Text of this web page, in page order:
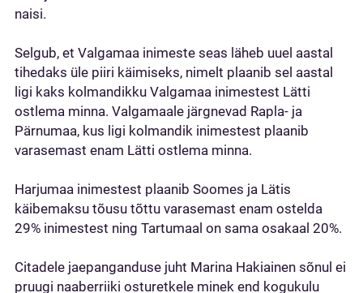
naisi.
Selgub, et Valgamaa inimeste seas läheb uuel aastal
tihedaks üle piiri käimiseks, nimelt plaanib sel aastal
ligi kaks kolmandikku Valgamaa inimestest Lätti
ostlema minna. Valgamaale järgnevad Rapla- ja
Pärnumaa, kus ligi kolmandik inimestest plaanib
varasemast enam Lätti ostlema minna.
Harjumaa inimestest plaanib Soomes ja Lätis
käibemaksu tõusu tõttu varasemast enam ostelda
29% inimestest ning Tartumaal on sama osakaal 20%.
Citadele jaepanganduse juht Marina Hakiainen sõnul ei
pruugi naaberriiki osturetkele minek end kogukulu